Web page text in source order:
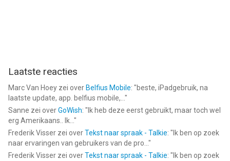
Laatste reacties
Marc Van Hoey zei over Belfius Mobile: "beste, iPadgebruik, na
laatste update, app. belfius mobile,... "
Sanne zei overGoWish: " Ik heb deze eerst gebruikt, maar toch wel
erg Amerikaans.. Ik... "
Frederik Visser zei overTekst naar spraak - Talkie: " Ik ben op zoek
naar ervaringen van gebruikers van de pro... "
Frederik Visser zei overTekst naar spraak - Talkie: " Ik ben op zoek